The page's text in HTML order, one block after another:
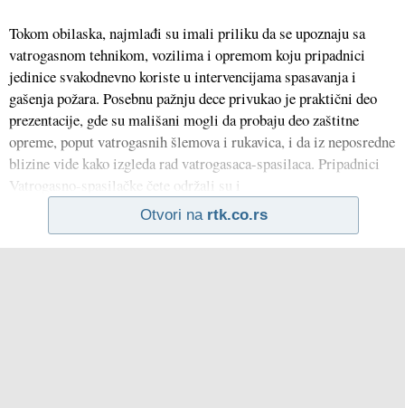
Tokom obilaska, najmlađi su imali priliku da se upoznaju sa
vatrogasnom tehnikom, vozilima i opremom koju pripadnici
jedinice svakodnevno koriste u intervencijama spasavanja i
gašenja požara. Posebnu pažnju dece privukao je praktični deo
prezentacije, gde su mališani mogli da probaju deo zaštitne
opreme, poput vatrogasnih šlemova i rukavica, i da iz neposredne
blizine vide kako izgleda rad vatrogasaca-spasilaca. Pripadnici
Vatrogasno-spasilačke čete održali su i
Otvori na rtk.co.rs